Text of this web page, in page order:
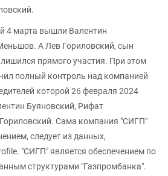
4 марта вышли Валентин
А Лев Гориловский, сын
прямого участия. При этом
полный контроль над компанией
которой 26 февраля 2024
Буяновский, Рифат
Сама компания "СИГП"
следует из данных,
"СИГП" является обеспечением по
структурами "Газпромбанка".